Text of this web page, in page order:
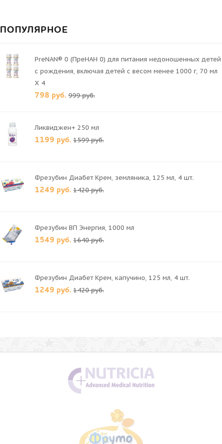
ПОПУЛЯРНОЕ
PreNAN® 0 (ПреНАН 0) для питания недоношенных детей
с рождения, включая детей с весом менее 1000 г, 70 мл
X 4
798 руб. 999 руб.
Ликвиджен+ 250 мл
1199 руб. 1599 руб.
Фрезубин Диабет Крем, земляника, 125 мл, 4 шт.
1249 руб. 1420 руб.
Фрезубин ВП Энергия, 1000 мл
1549 руб. 1640 руб.
Фрезубин Диабет Крем, капучино, 125 мл, 4 шт.
1249 руб. 1420 руб.